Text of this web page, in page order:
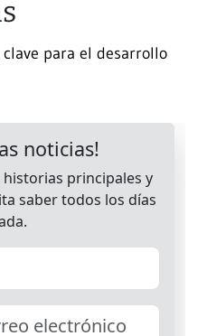
para el desarrollo